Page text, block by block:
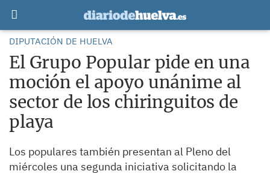
DIPUTACIÓN DE HUELVA
El Grupo Popular pide en una
moción el apoyo unánime al
sector de los chiringuitos de
playa
Los populares también presentan al Pleno del
miércoles una segunda iniciativa solicitando la